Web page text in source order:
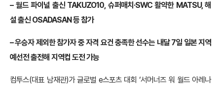
– 월드 파이널 출신 TAKUZO10, 슈퍼매치·SWC 활약한 MATSU, 해
설 출신 OSADASAN 등 참가
– 우승자 제외한 참가자 중 자격 요건 충족한 선수는 내달 7일 일본 지역
예선전 출전해 지역컵 도전 가능
컴투스(대표 남재관)가 글로벌 e스포츠 대회 ‘서머너즈 워 월드 아레나